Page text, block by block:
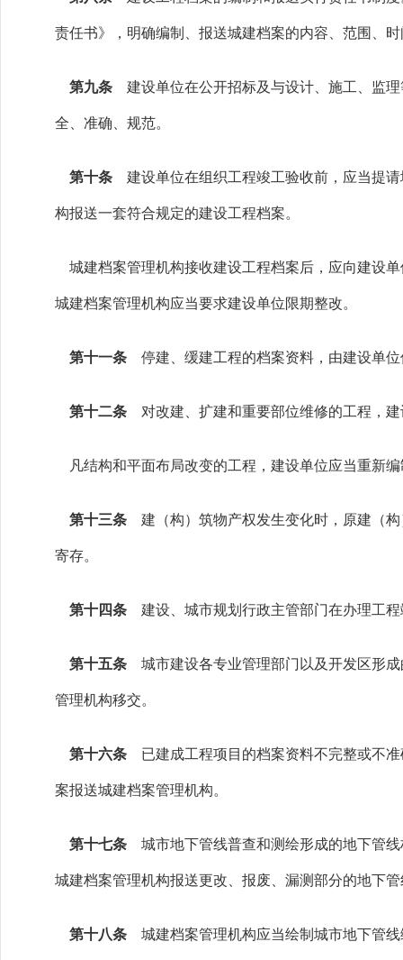
责任书》，明确编制、报送城建档案的内容、范围、
第九条 建设单位在公开招标及与设计、施工、监
全、准确、规范。
第十条 建设单位在组织工程竣工验收前，应当提
构报送一套符合规定的建设工程档案。
城建档案管理机构接收建设工程档案后，应向建设
城建档案管理机构应当要求建设单位限期整改。
第十一条 停建、缓建工程的档案资料，由建设单
第十二条 对改建、扩建和重要部位维修的工程，
凡结构和平面布局改变的工程，建设单位应当重新
第十三条 建（构）筑物产权发生变化时，原建（
寄存。
第十四条 建设、城市规划行政主管部门在办理工
第十五条 城市建设各专业管理部门以及开发区形
管理机构移交。
第十六条 已建成工程项目的档案资料不完整或不
案报送城建档案管理机构。
第十七条 城市地下管线普查和测绘形成的地下管
城建档案管理机构报送更改、报废、漏测部分的地下
第十八条 城建档案管理机构应当绘制城市地下管